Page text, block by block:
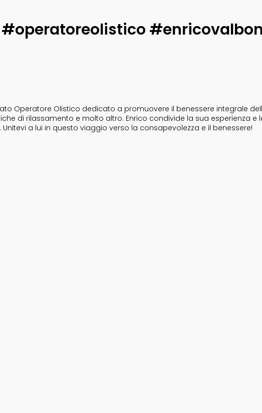
#operatoreolistico
Operatore Olistico dedicato a promuovere il benessere integrale
di rilassamento e molto altro. Enrico condivide la sua esperienza
a lui in questo viaggio verso la consapevolezza e il benessere!